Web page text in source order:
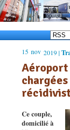
15 nov 2019 |
Aéroport
Ce couple,
domicilié à